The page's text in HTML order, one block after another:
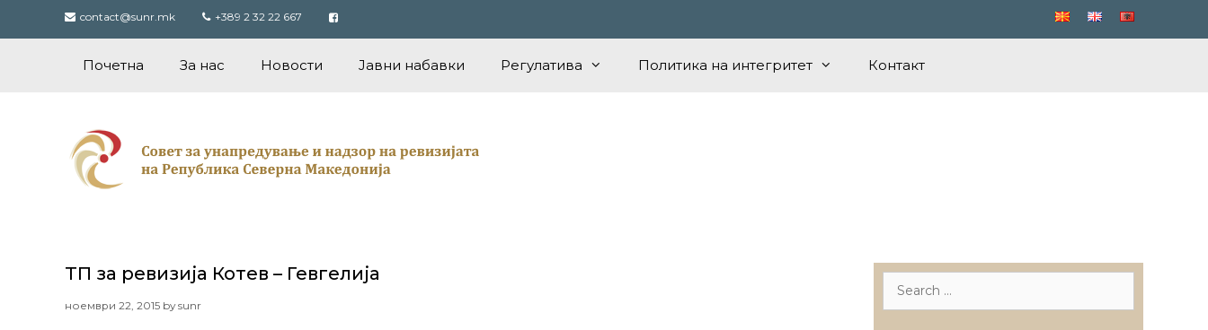
contact@sunr.mk +389 2 32 22 667
Почетна За нас Новости Јавни набавки Регулатива Политика на интегритет Контакт
ТП за ревизија Котев – Гевгелија
ноември 22, 2015 bysunr
Search